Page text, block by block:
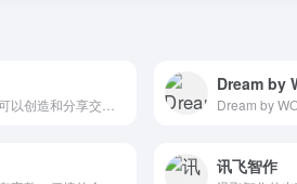
Dream by
讯飞智作